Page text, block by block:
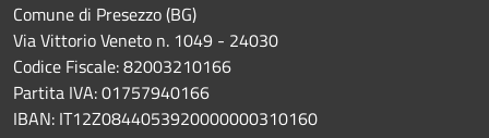
Comune di Presezzo (BG)
Via Vittorio Veneto n. 1049 - 24030
Codice Fiscale: 82003210166
Partita IVA: 01757940166
IBAN: IT12Z0844053920000000310160